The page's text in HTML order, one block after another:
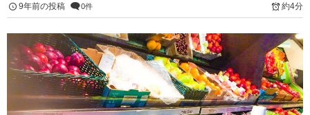
9年前の投稿 0件 約4分